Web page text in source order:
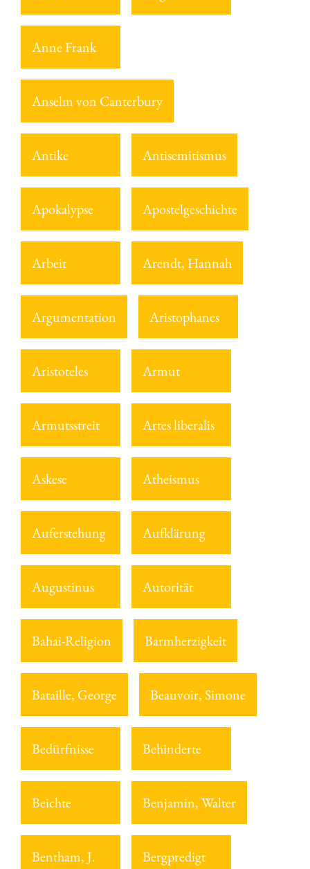
Anne Frank
Anselm von Canterbury
Antike Antisemitismus
Apokalypse Apostelgeschichte
Arbeit Arendt, Hannah
Argumentation Aristophanes
Aristoteles Armut
Armutsstreit Artes liberalis
Askese Atheismus
Auferstehung Aufklärung
Augustinus Autorität
Bahai-Religion Barmherzigkeit
Bataille, George Beauvoir, Simone
Bedürfnisse Behinderte
Beichte Benjamin, Walter
Bentham, J. Bergpredigt